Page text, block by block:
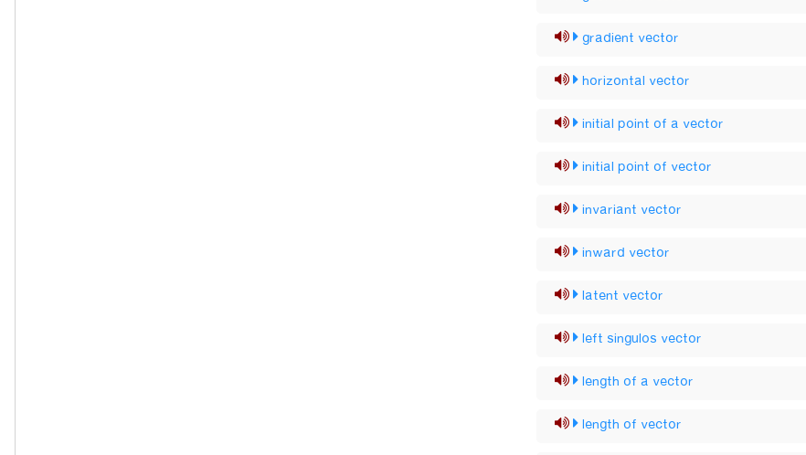
gradient vector
horizontal vector
initial point of a vector
initial point of vector
invariant vector
inward vector
latent vector
left singulos vector
length of a vector
length of vector